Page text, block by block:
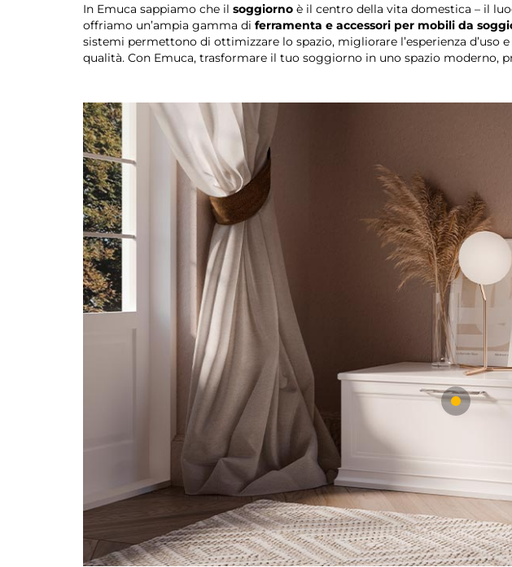
In Emuca sappiamo che il soggiorno è il centro della vita domestica – il
offriamo un’ampia gamma di ferramenta e accessori per mobili da
sistemi permettono di ottimizzare lo spazio, migliorare l’esperienza
qualità. Con Emuca, trasformare il tuo soggiorno in uno spazio moderno,